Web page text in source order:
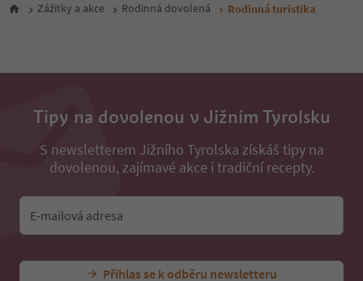
36
Zážitky a akce Rodinná dovolená Rodinná turistika
Tipy na dovolenou v Jižním Tyrolsku
S newsletterem Jižního Tyrolska získáš tipy na
dovolenou, zajímavé akce i tradiční recepty.
E-mailová adresa
Přihlas se k odběru newsletteru